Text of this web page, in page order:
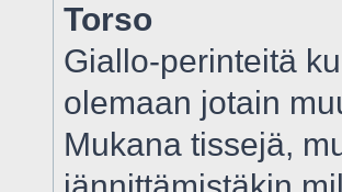
Torso
Giallo-perinteitä
olemaan jotain
Mukana tissejä,